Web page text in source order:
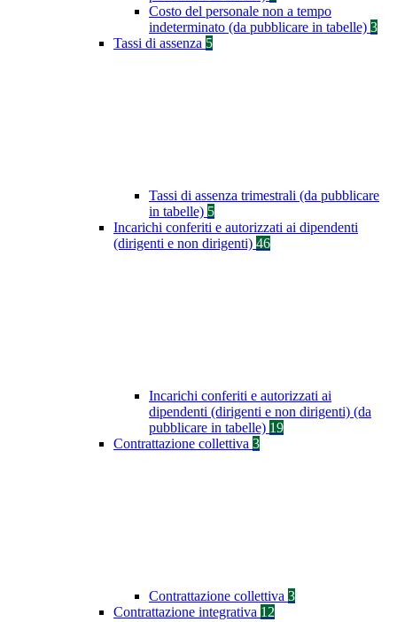
Costo del personale non a tempo
indeterminato (da pubblicare in tabelle) 3
Tassi di assenza 5
Tassi di assenza trimestrali (da pubblicare
in tabelle) 5
Incarichi conferiti e autorizzati ai dipendenti
(dirigenti e non dirigenti) 46
Incarichi conferiti e autorizzati ai
dipendenti (dirigenti e non dirigenti) (da
pubblicare in tabelle) 19
Contrattazione collettiva 3
Contrattazione collettiva 3
Contrattazione integrativa 12